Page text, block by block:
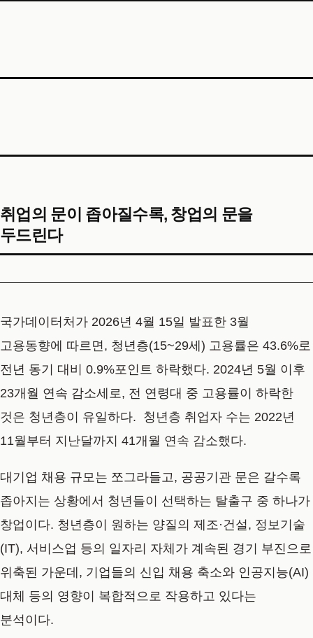
취업의 문이 좁아질수록, 창업의 문을
두드린다
국가데이터처가 2026년 4월 15일 발표한 3월
고용동향에 따르면, 청년층(15~29세) 고용률은 43.6%로
전년 동기 대비 0.9%포인트 하락했다. 2024년 5월 이후
23개월 연속 감소세로, 전 연령대 중 고용률이 하락한
것은 청년층이 유일하다. 청년층 취업자 수는 2022년
11월부터 지난달까지 41개월 연속 감소했다.
대기업 채용 규모는 쪼그라들고, 공공기관 문은 갈수록
좁아지는 상황에서 청년들이 선택하는 탈출구 중 하나가
창업이다. 청년층이 원하는 양질의 제조·건설, 정보기술
(IT), 서비스업 등의 일자리 자체가 계속된 경기 부진으로
위축된 가운데, 기업들의 신입 채용 축소와 인공지능(AI)
대체 등의 영향이 복합적으로 작용하고 있다는
분석이다.